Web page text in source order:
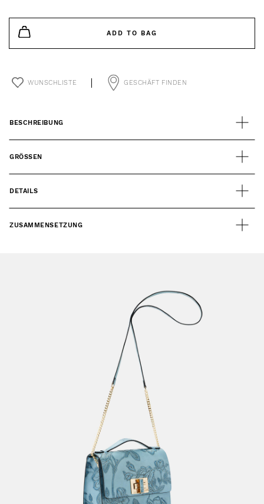
ADD TO BAG
WUNSCHLISTE GESCHÄFT FINDEN
BESCHREIBUNG
GRÖSSEN
DETAILS
ZUSAMMENSETZUNG